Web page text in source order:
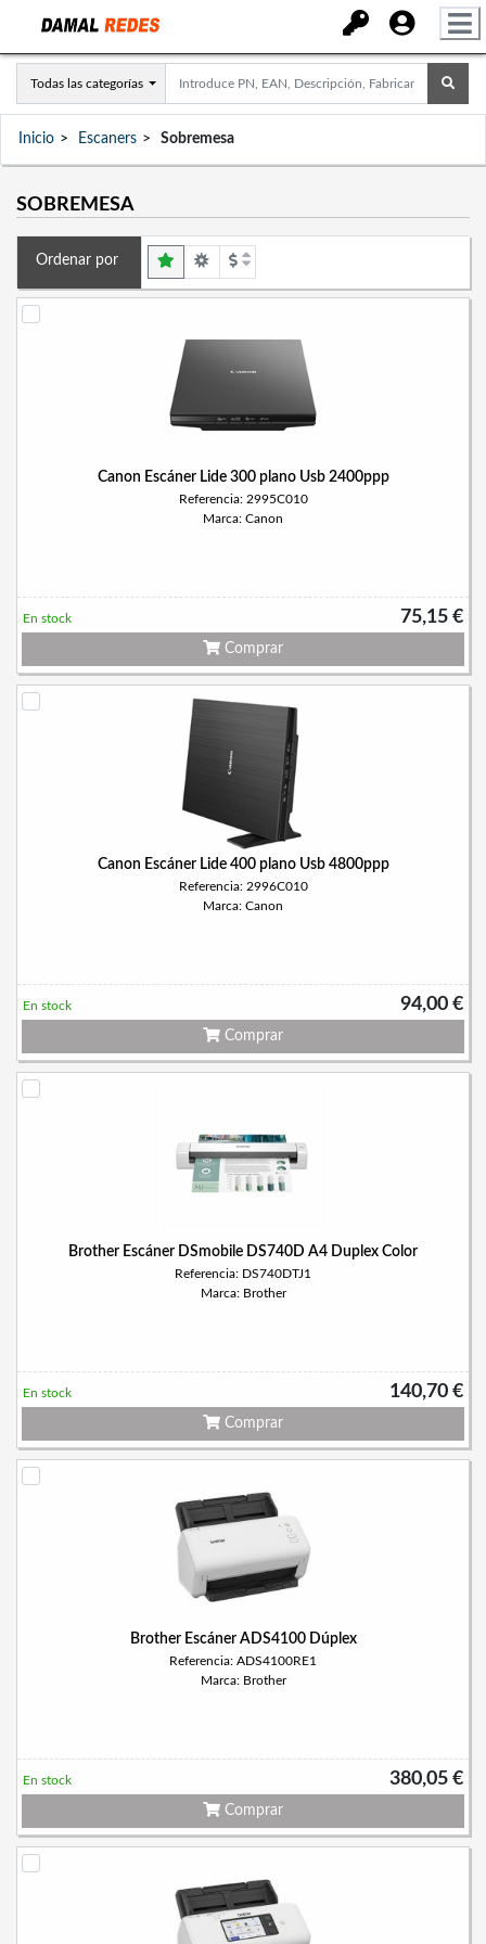
Todas las categorías
Inicio Escaners Sobremesa
SOBREMESA
Ordenar por
Canon Escáner Lide 300 plano Usb 2400ppp
Referencia: 2995C010
Marca: Canon
75,15 €
En stock
Comprar
Canon Escáner Lide 400 plano Usb 4800ppp
Referencia: 2996C010
Marca: Canon
94,00 €
En stock
Comprar
Brother Escáner DSmobile DS740D A4 Duplex Color
Referencia: DS740DTJ1
Marca: Brother
140,70 €
En stock
Comprar
Brother Escáner ADS4100 Dúplex
Referencia: ADS4100RE1
Marca: Brother
380,05 €
En stock
Comprar